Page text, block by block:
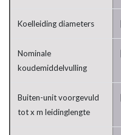
Koelleiding diameters
Nominale
koudemiddelvulling
Buiten-unit voorgevuld
tot x m leidinglengte